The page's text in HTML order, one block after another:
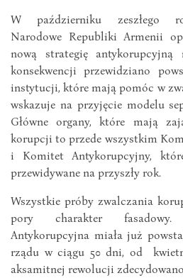
W październiku zeszłego
Narodowe Republiki Armenii
nową strategię antykorupcyjną
konsekwencji przewidziano
instytucji, które mają pomóc w
wskazuje na przyjęcie modelu
Główne organy, które mają
korupcji to przede wszystkim
i Komitet Antykorupcyjny,
przewidywane na przyszły rok.
Wszystkie próby zwalczania
pory charakter
Antykorupcyjna miała już
rządu w ciągu 50 dni, od
aksamitnej rewolucji